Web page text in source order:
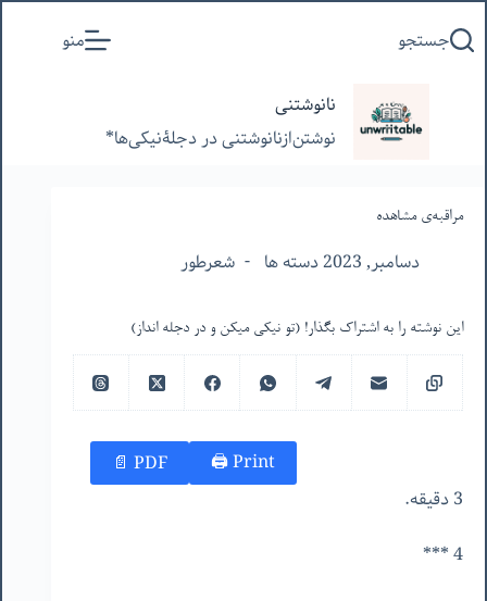
به
جستجو منو
نانوشتنی
نوشتن‌از‌نانوشتنی‌ در‌ دجلۀنیکی‌ها*
مراقبه‌ی مشاهده
دسامبر, 2023 دسته ها شعرطور
این نوشته را به اشتراک بگذار! (تو نیکی میکن و در دجله انداز)
Print 🖨
PDF 📄
3 دقیقه.
4 ***